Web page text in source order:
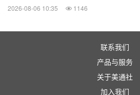
2026-08-06 10:35 1146
联系我们
产品与服务
关于美通社
加入我们